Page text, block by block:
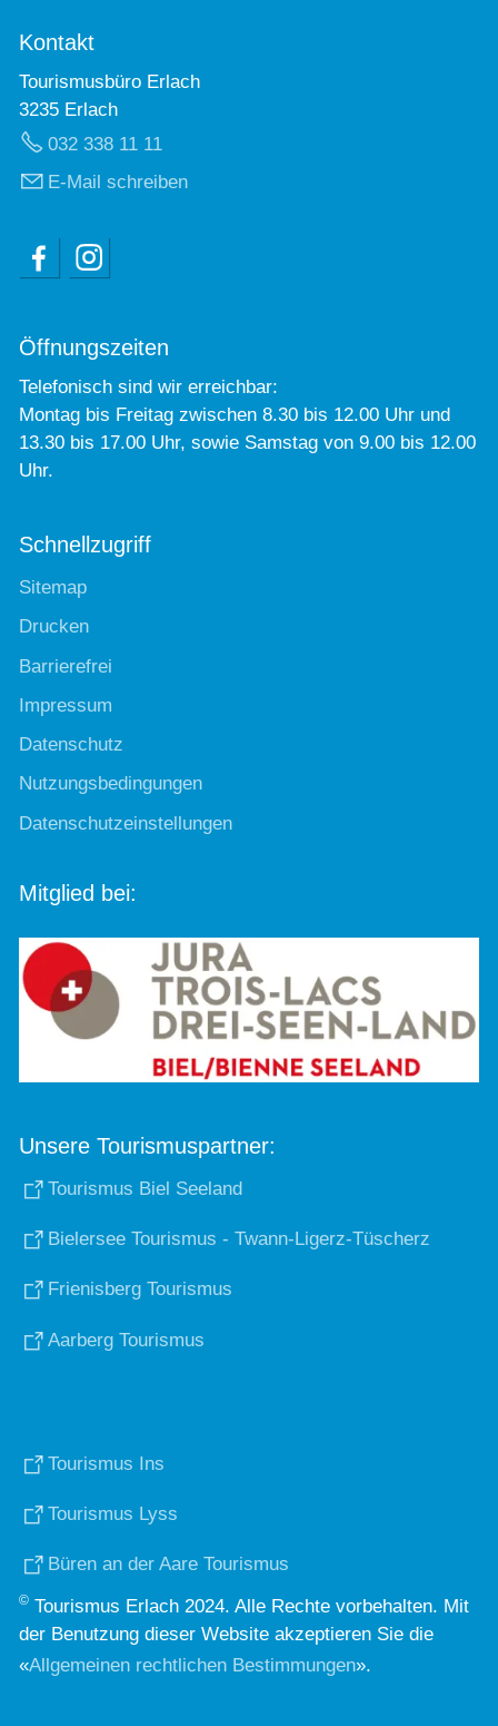
Kontakt
Tourismusbüro Erlach
3235 Erlach
032 338 11 11
E-Mail schreiben
Öffnungszeiten
Telefonisch sind wir erreichbar:
Montag bis Freitag zwischen 8.30 bis 12.00 Uhr und
13.30 bis 17.00 Uhr, sowie Samstag von 9.00 bis 12.00
Uhr.
Schnellzugriff
Sitemap
Drucken
Barrierefrei
Impressum
Datenschutz
Nutzungsbedingungen
Datenschutzeinstellungen
Mitglied bei:
Unsere Tourismuspartner:
Tourismus Biel Seeland
Bielersee Tourismus - Twann-Ligerz-Tüscherz
Frienisberg Tourismus
Aarberg Tourismus
Tourismus Ins
Tourismus Lyss
Büren an der Aare Tourismus
© Tourismus Erlach 2024. Alle Rechte vorbehalten. Mit
der Benutzung dieser Website akzeptieren Sie die
«Allgemeinen rechtlichen Bestimmungen».